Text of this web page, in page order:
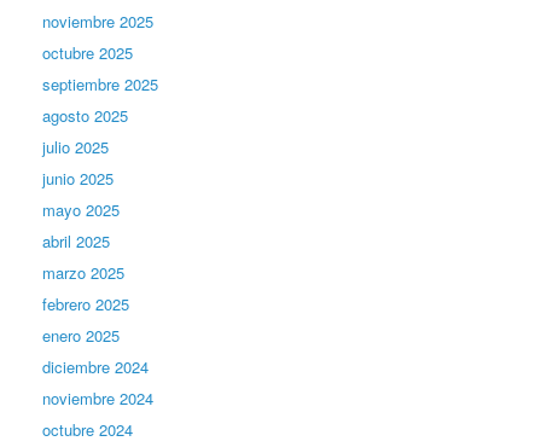
noviembre 2025
octubre 2025
septiembre 2025
agosto 2025
julio 2025
junio 2025
mayo 2025
abril 2025
marzo 2025
febrero 2025
enero 2025
diciembre 2024
noviembre 2024
octubre 2024